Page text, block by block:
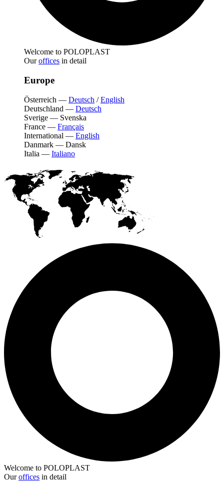
Welcome to POLOPLAST
Ouroffices in detail
Europe
Österreich — Deutsch /English
Deutschland — Deutsch
Sverige — Svenska
France — Français
International — English
Danmark — Dansk
Italia — Italiano
Welcome to POLOPLAST
Ouroffices in detail